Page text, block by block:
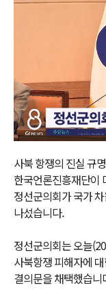
사북 항쟁의 진실 규
한국언론진흥재단이
정선군의회가 국가
나섰습니다.
정선군의회는 오늘
사북항쟁 피해자에
결의문을 채택했습니